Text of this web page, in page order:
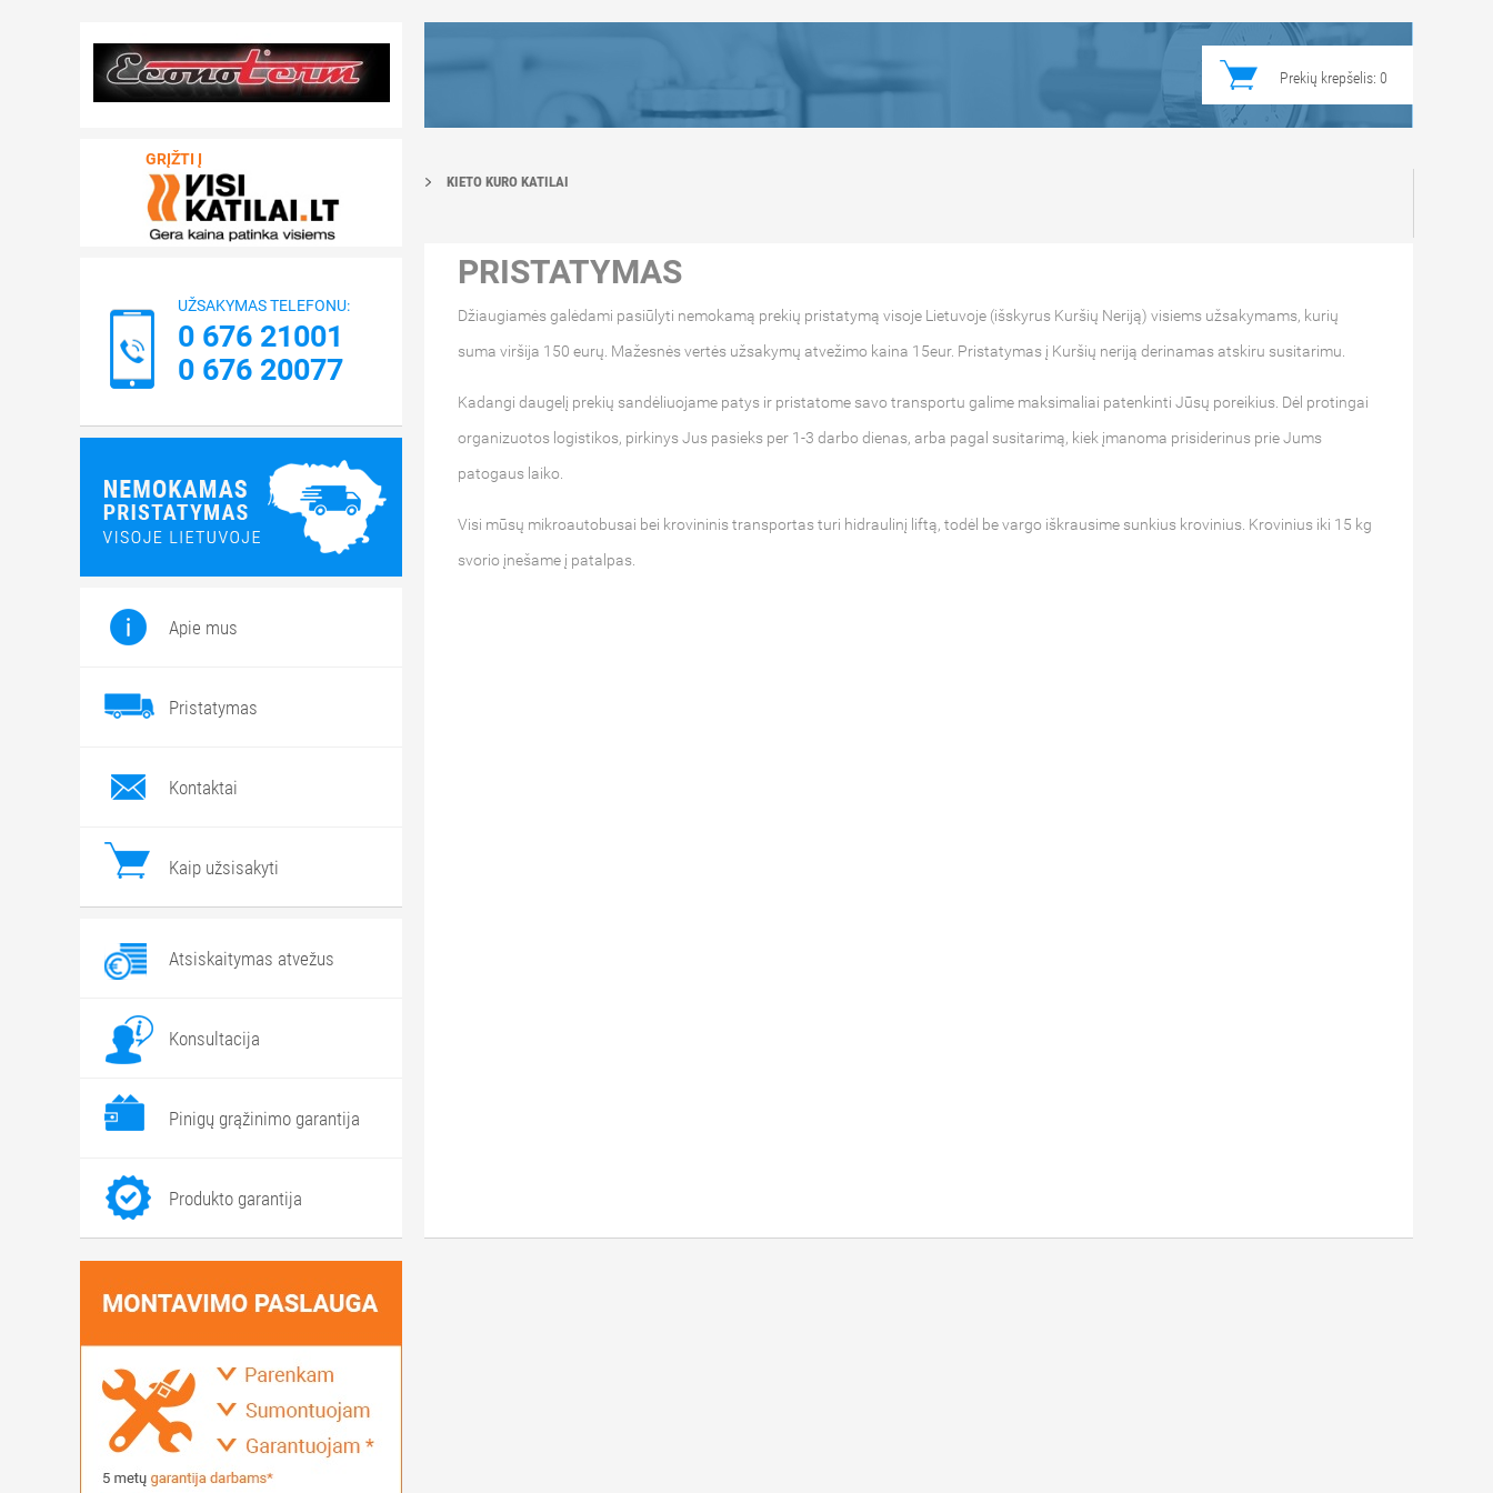
GRĮŽTI Į
UŽSAKYMAS TELEFONU:
0 676 21001
0 676 20077
Apie mus
Pristatymas
Kontaktai
Kaip užsisakyti
Atsiskaitymas atvežus
Konsultacija
Pinigų grąžinimo garantija
Produkto garantija
Prekių krepšelis: 0
KIETO KURO KATILAI
PRISTATYMAS
Džiaugiamės galėdami pasiūlyti nemokamą prekių pristatymą visoje Lietuvoje (išskyrus Kuršių Neriją) visiems užsakymams, kurių
suma viršija 150 eurų. Mažesnės vertės užsakymų atvežimo kaina 15eur. Pristatymas į Kuršių neriją derinamas atskiru susitarimu.
Kadangi daugelį prekių sandėliuojame patys ir pristatome savo transportu galime maksimaliai patenkinti Jūsų poreikius. Dėl protingai
organizuotos logistikos, pirkinys Jus pasieks per 1-3 darbo dienas, arba pagal susitarimą, kiek įmanoma prisiderinus prie Jums
patogaus laiko.
Visi mūsų mikroautobusai bei krovininis transportas turi hidraulinį liftą, todėl be vargo iškrausime sunkius krovinius. Krovinius iki 15 kg
svorio įnešame į patalpas.